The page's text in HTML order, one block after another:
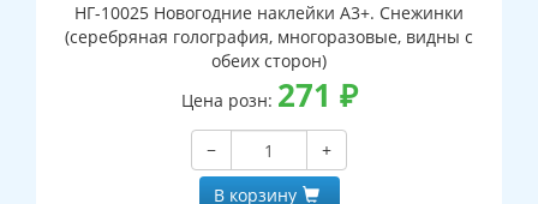
НГ-10025 Новогодние наклейки А3+. Снежинки
(серебряная голография, многоразовые, видны с
обеих сторон)
Цена розн: 271 ₽
−
+
В корзину